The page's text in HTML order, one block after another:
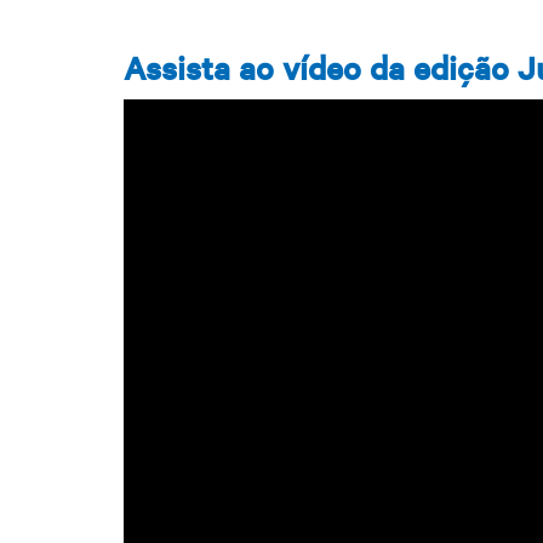
Assista ao vídeo da edição